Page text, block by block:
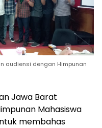
audiensi dengan Himpunan
Jawa Barat
Mahasiswa
membahas